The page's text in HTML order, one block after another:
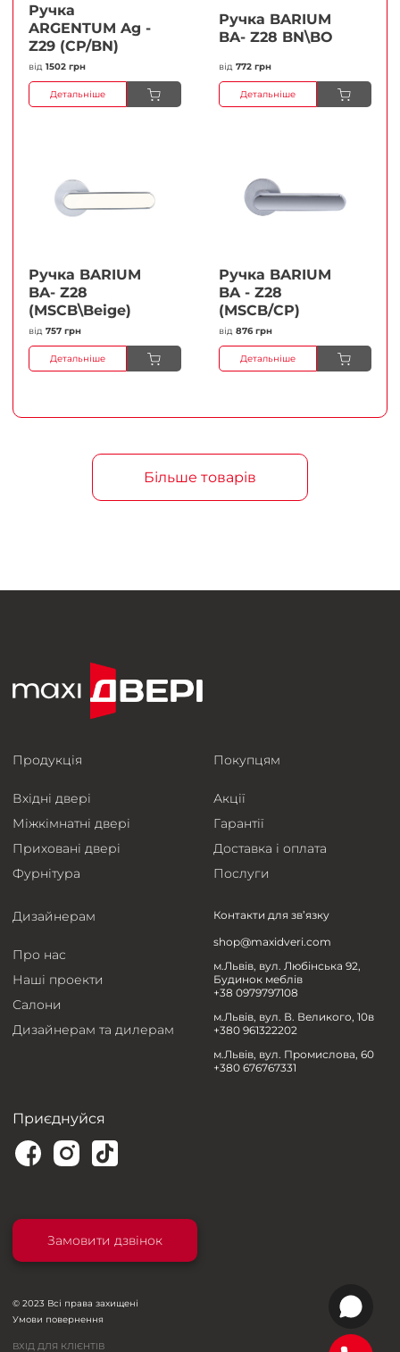
Ручка
ARGENTUM Ag -
Z29 (CP/BN)
від 1502 грн
Детальніше
Ручка BARIUM
BA- Z28 BN\BO
від 772 грн
Детальніше
Ручка BARIUM
BA- Z28
(MSCB\Beige)
від 757 грн
Детальніше
Ручка BARIUM
BA - Z28
(MSCB/CP)
від 876 грн
Детальніше
Більше товарів
Продукція
Вхідні двері
Міжкімнатні двері
Приховані двері
Фурнітура
Покупцям
Акції
Гарантії
Доставка і оплата
Послуги
Дизайнерам
Про нас
Наші проекти
Салони
Дизайнерам та дилерам
Контакти для зв’язку
shop@maxidveri.com
м.Львів, вул. Любінська 92,
Будинок меблів
+38 0979797108
м.Львів, вул. В. Великого, 10в
+380 961322202
м.Львів, вул. Промислова, 60
+380 676767331
Приєднуйся
Замовити дзвінок
© 2023 Всі права захищені
Умови повернення
ВХІД ДЛЯ КЛІЄНТІВ